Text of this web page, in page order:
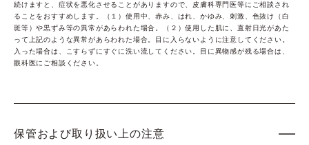
続けますと、症状を悪化させることがありますので、皮膚科専門医等にご相談され
ることをおすすめします。（１）使用中、赤み、はれ、かゆみ、刺激、色抜け（白
斑等）や黒ずみ等の異常があらわれた場合。（２）使用した肌に、直射日光があた
って上記のような異常があらわれた場合。目に入らないように注意してください。
入った場合は、こすらずにすぐに洗い流してください。目に異物感が残る場合は、
眼科医にご相談ください。
保管および取り扱い上の注意